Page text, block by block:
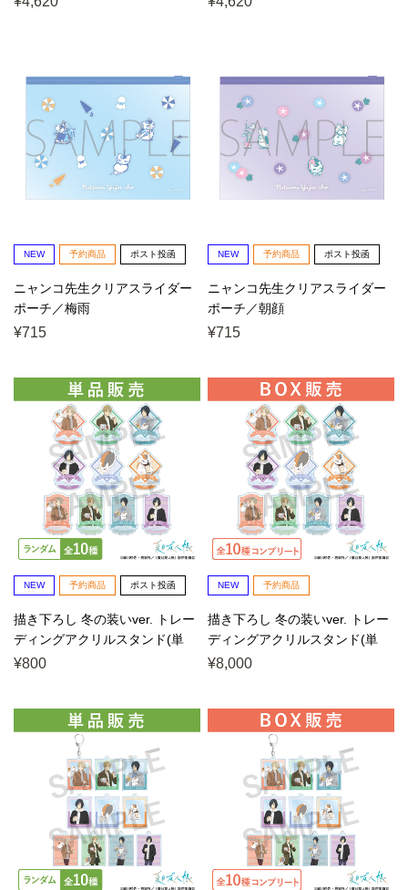
NEW 予約商品 ポスト投函
ニャンコ先生クリアスライダー
ポーチ／梅雨
¥715
NEW 予約商品 ポスト投函
ニャンコ先生クリアスライダー
ポーチ／朝顔
¥715
NEW 予約商品 ポスト投函
描き下ろし 冬の装いver. トレー
ディングアクリルスタンド(単
位/単品)
¥800
NEW 予約商品
描き下ろし 冬の装いver. トレー
ディングアクリルスタンド(単
位/BOX)
¥8,000